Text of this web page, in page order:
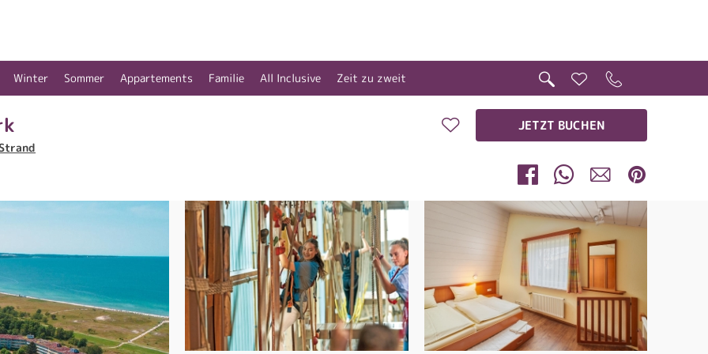
Winter Sommer Appartements Familie All Inclusive Zeit zu zweit
JETZT BUCHEN